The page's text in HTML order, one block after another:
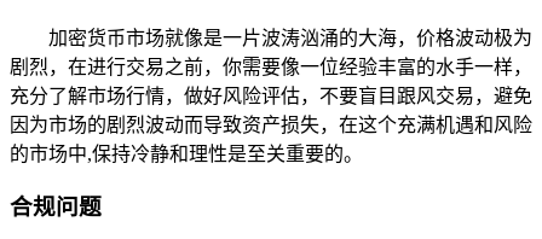
加密货币市场就像是一片波涛汹涌的大海，价格波动极为
剧烈，在进行交易之前，你需要像一位经验丰富的水手一样，
充分了解市场行情，做好风险评估，不要盲目跟风交易，避免
因为市场的剧烈波动而导致资产损失，在这个充满机遇和风险
的市场中,保持冷静和理性是至关重要的。
合规问题